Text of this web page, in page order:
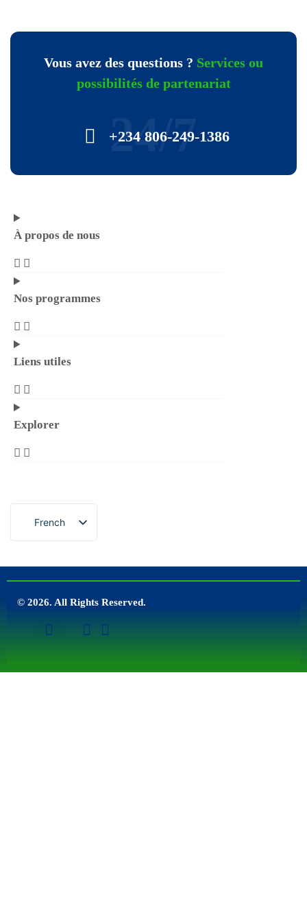
Vous avez des questions ? Services ou
possibilités de partenariat
+234 806-249-1386
24/7
À propos de nous
Nos programmes
Liens utiles
Explorer
French
© 2026. All Rights Reserved.